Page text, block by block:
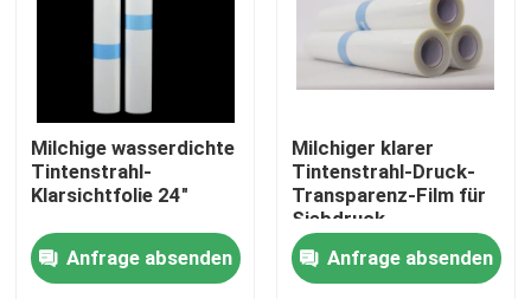
Fabrik Tour
Qualitätskontrolle
Nachrichten
Milchige wasserdichte
Tintenstrahl-
Klarsichtfolie 24"
Anfrage absenden
Milchiger klarer
Tintenstrahl-Druck-
Transparenz-Film für
Siebdruck
wasserdichte
HAUSTIER Basis
Anfrage absenden